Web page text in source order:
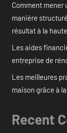
Comment mener
manière
résultat à la
Les aides
entreprise de
Les meilleures
maison grâce à
Recent